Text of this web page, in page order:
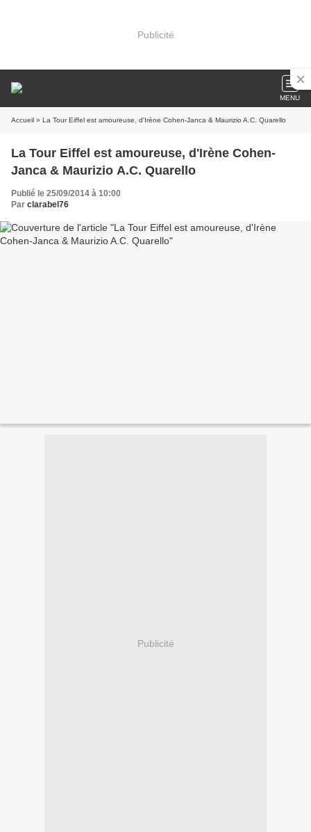
Publicité
MENU
Accueil » La Tour Eiffel est amoureuse, d'Irène Cohen-Janca & Maurizio A.C. Quarello
La Tour Eiffel est amoureuse, d'Irène Cohen-
Janca & Maurizio A.C. Quarello
Publié le 25/09/2014 à 10:00
Par clarabel76
Publicité